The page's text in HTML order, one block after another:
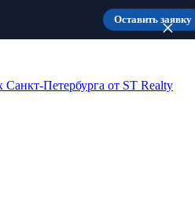
Оставить заявку